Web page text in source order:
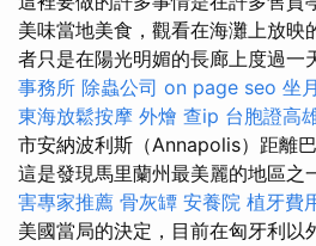
美味當地美食，觀看在海灘上放映
者只是在陽光明媚的長廊上度過一
事務所 除蟲公司 on page seo 坐
東海放鬆按摩 外燴 查ip 台胞證高
市安納波利斯（Annapolis）距離
這是發現馬里蘭州最美麗的地區之
害專家推薦 骨灰罈 安養院 植牙費
美國當局的決定，目前在匈牙利以